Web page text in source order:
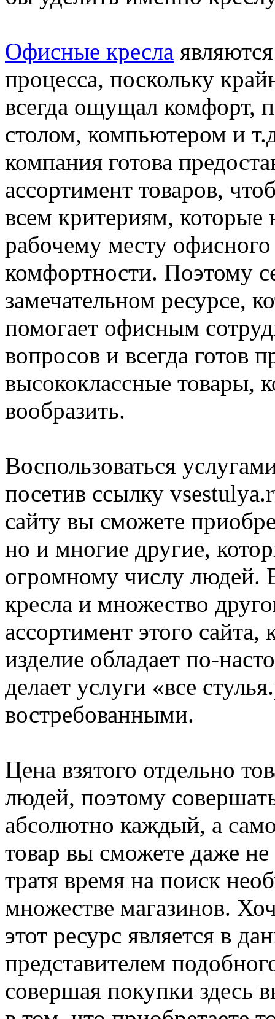
Офисные кресла
процесса, поскольку
всегда ощущал комфорт,
столом, компьютером и
компания готова
ассортимент товаров,
всем критериям,
рабочему месту
комфортности. Поэтому
замечательном ресурсе,
помогает офисным
вопросов и всегда готов
высококлассные товары,
вообразить.
Воспользоваться
посетив ссылку
сайту вы сможете
но и многие другие,
огромному числу людей.
кресла и множество
ассортимент этого
изделие обладает по-
делает услуги «все
востребованными.
Цена взятого отдельно
людей, поэтому
абсолютно каждый, а
товар вы сможете даже
тратя время на поиск
множестве магазинов.
этот ресурс является в
представителем
совершая покупки здесь